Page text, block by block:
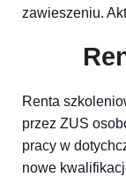
zawieszeniu.
Renta
przez ZUS
pracy w
nowe